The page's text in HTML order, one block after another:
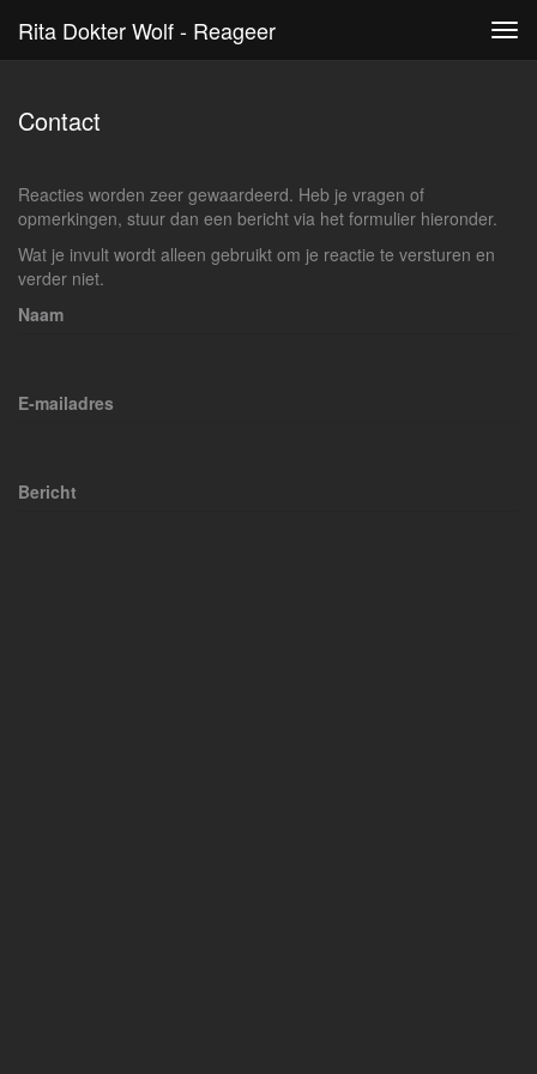
Rita Dokter Wolf - Reageer
Contact
Reacties worden zeer gewaardeerd. Heb je vragen of
opmerkingen, stuur dan een bericht via het formulier hieronder.
Wat je invult wordt alleen gebruikt om je reactie te versturen en
verder niet.
Naam
E-mailadres
Bericht